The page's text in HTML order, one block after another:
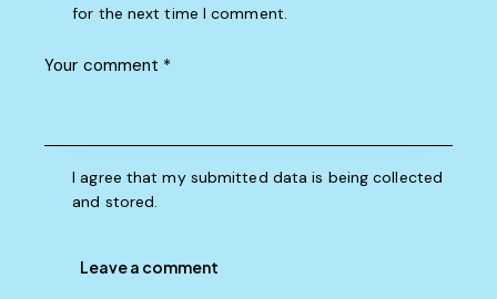
for the next time I comment.
I agree that my submitted data is being collected
and stored.